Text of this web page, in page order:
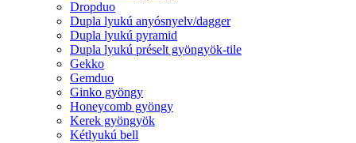
Dropduo
Dupla lyukú anyósnyelv/dagger
Dupla lyukú pyramid
Dupla lyukú préselt gyöngyök-tile
Gekko
Gemduo
Ginko gyöngy
Honeycomb gyöngy
Kerek gyöngyök
Kétlyukú bell